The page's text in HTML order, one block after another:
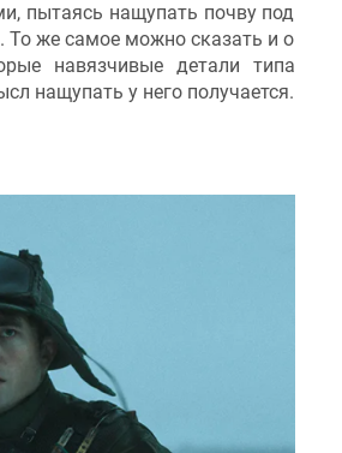
пытаясь нащупать почву под
То же самое можно сказать и о
навязчивые детали типа
нащупать у него получается.